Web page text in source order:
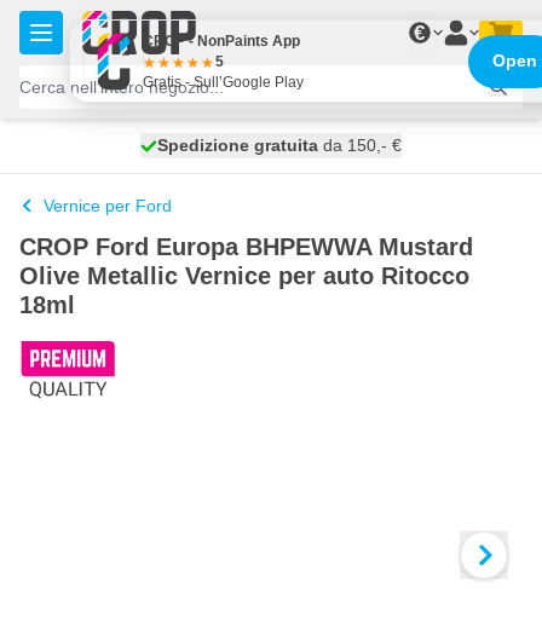
Salta al contenuto
€
spedito domani
Spedizione gratuita da 150,- €
100 giorni
Vernice per Ford
CROP Ford Europa BHPEWWA Mustard
Olive Metallic Vernice per auto Ritocco
18ml
CROP - NonPaints App
5
Gratis - Sull’Google Play
Open